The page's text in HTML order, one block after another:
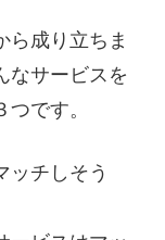
ら成り立ちま
なサービスを
です。
ッチしそう